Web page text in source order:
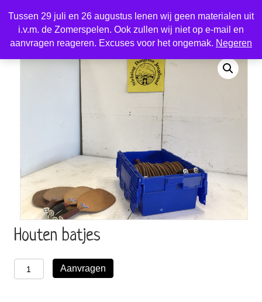
Tussen 29 juli en 26 augustus lenen wij geen materialen uit
i.v.m. de Zomerspelen. Ook zullen wij niet op e-mail en
aanvragen reageren. Excuses voor het ongemak. Negeren
Home/Sport en spel/ Sportmaterialen/ Houten batjes
Houten batjes
Houten
batjes
Aanvragen